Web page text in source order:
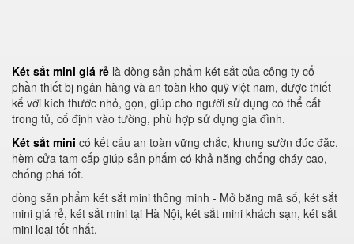
Két sắt mini giá rẻ là dòng sản phẩm két sắt của công ty cổ
phần thiết bị ngân hàng và an toàn kho quỹ việt nam, được thiết
kế với kích thước nhỏ, gọn, giúp cho người sử dụng có thể cất
trong tủ, cố định vào tường, phù hợp sử dụng gia đình.
Két sắt mini có kết cấu an toàn vững chắc, khung s­ườn đúc đặc,
hèm cửa tam cấp giúp sản phẩm có khả năng chống cháy cao,
chống phá tốt.
dòng sản phẩm két sắt mini thông minh - Mở bằng mã số, két sắt
mini giá rẻ, két sắt mini tại Hà Nội, két sắt mini khách sạn, két sắt
mini loại tốt nhất.